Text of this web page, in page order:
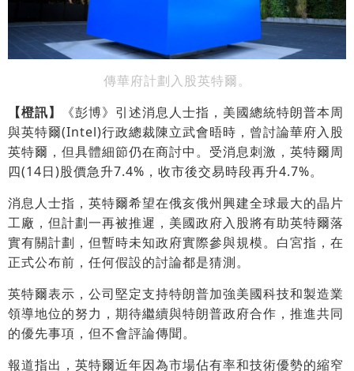
傳華府計劃入股英特爾。
【橙訊】
《彭博》引述消息人士指，美國總統特朗普本周
與英特爾(Intel)行政總裁陳立武會晤時，曾討論華府入股
英特爾，但具體細節仍在商討中。受消息刺激，英特爾周
四(14日)股價急升7.4%，收市後交易時段再升4.7%。
消息人士指，英特爾希望在俄亥俄州興建全球最大的晶片
工廠，但計劃一再被推遲，美國政府入股將有助英特爾落
實有關計劃，但暫時未知政府實際參與規模。白宮指，在
正式公布前，任何假設的討論都是猜測。
英特爾表示，公司堅定支持特朗普加強美國科技和製造業
領導地位的努力，期待繼續與特朗普政府合作，推進共同
的優先事項，但不會評論傳聞。
報道指出，英特爾近年因為市場佔有率和技術優勢的縮窄